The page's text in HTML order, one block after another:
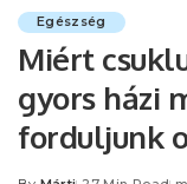
Egészség
Miért
gyors házi
forduljunk